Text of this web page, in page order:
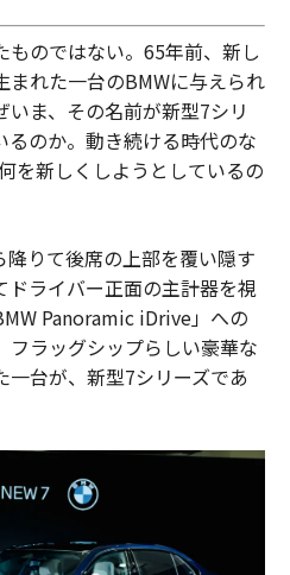
ものではない。65年前、新し
まれた一台のBMWに与えられ
ま、その名前が新型7シリ
のか。動き続ける時代のな
を新しくしようとしているの
降りて後席の上部を覆い隠す
ドライバー正面の主計器を視
Panoramic iDrive」への
フラッグシップらしい豪華な
台が、新型7シリーズであ